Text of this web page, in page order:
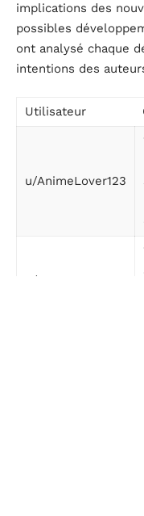
implications des
possibles
ont analysé chaque
intentions des
Utilisateur
u/AnimeLover123
u/MangaExpert